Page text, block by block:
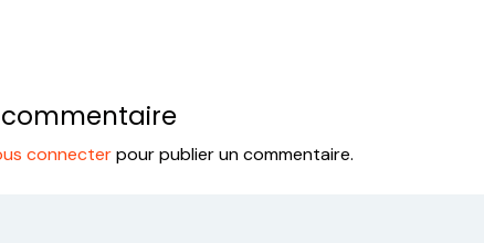
commentaire
connecterpour publier un commentaire.